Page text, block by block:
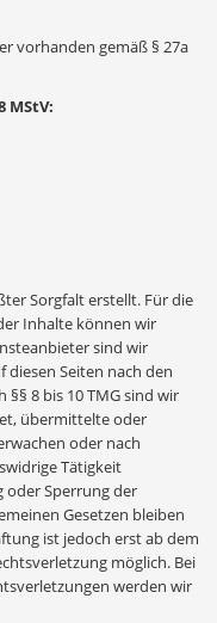
vorhanden gemäß § 27a
MStV:
Sorgfalt erstellt. Für die
Inhalte können wir
sind wir
diesen Seiten nach den
8 bis 10 TMG sind wir
übermittelte oder
oder nach
Tätigkeit
oder Sperrung der
Gesetzen bleiben
ist jedoch erst ab dem
möglich. Bei
werden wir